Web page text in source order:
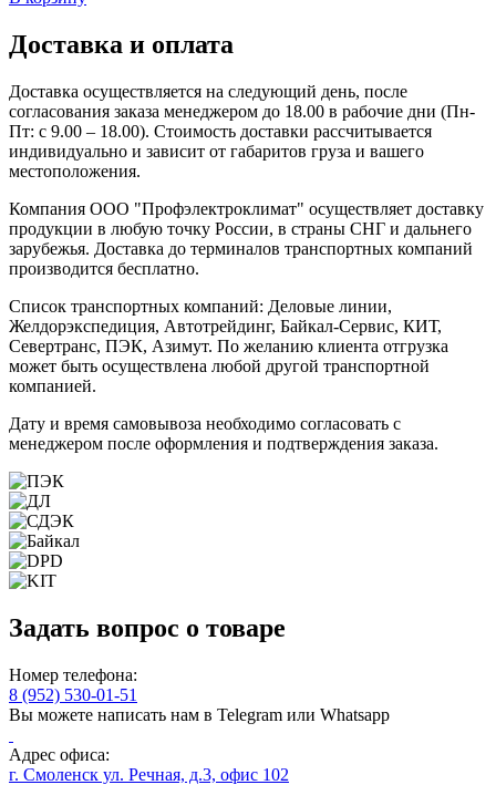
Доставка и оплата
Доставка осуществляется на следующий день, после
согласования заказа менеджером до 18.00 в рабочие дни (Пн-
Пт: с 9.00 – 18.00). Стоимость доставки рассчитывается
индивидуально и зависит от габаритов груза и вашего
местоположения.
Компания ООО "Профэлектроклимат" осуществляет доставку
продукции в любую точку России, в страны СНГ и дальнего
зарубежья. Доставка до терминалов транспортных компаний
производится бесплатно.
Список транспортных компаний: Деловые линии,
Желдорэкспедиция, Автотрейдинг, Байкал-Сервис, КИТ,
Севертранс, ПЭК, Азимут. По желанию клиента отгрузка
может быть осуществлена любой другой транспортной
компанией.
Дату и время самовывоза необходимо согласовать с
менеджером после оформления и подтверждения заказа.
Задать вопрос о товаре
Номер телефона:
8 (952) 530-01-51
Вы можете написать нам в Telegram или Whatsapp
Адрес офиса:
г. Смоленск ул. Речная, д.3, офис 102